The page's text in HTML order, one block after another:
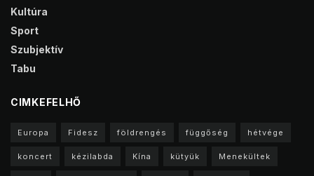
Kultúra
Sport
Szubjektív
Tabu
CIMKEFELHŐ
Europa Fidesz földrengés függőség hétvége
koncert kézilabda Kína kütyük Menekültek